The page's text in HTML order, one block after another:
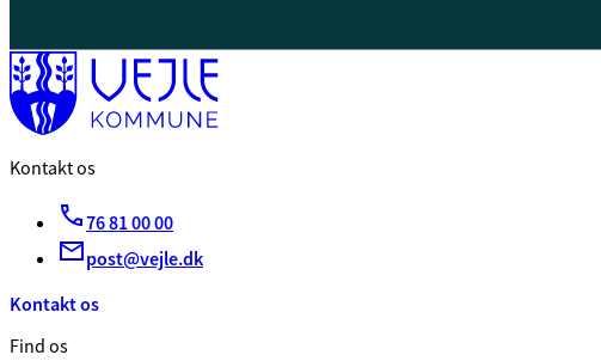
Kontakt os
76 81 00 00
post@vejle.dk
Kontakt os
Find os